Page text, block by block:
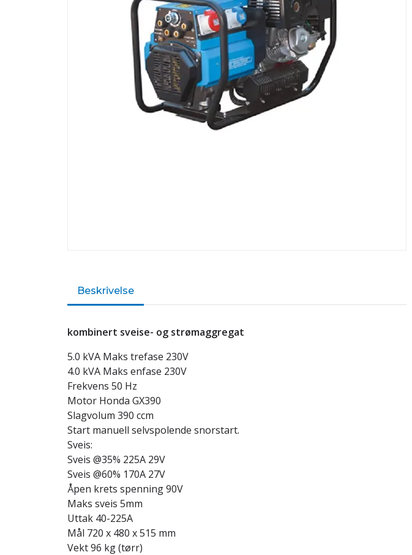
Beskrivelse
kombinert sveise- og strømaggregat
5.0 kVA Maks trefase 230V
4.0 kVA Maks enfase 230V
Frekvens 50 Hz
Motor Honda GX390
Slagvolum 390 ccm
Start manuell selvspolende snorstart.
Sveis:
Sveis @35% 225A 29V
Sveis @60% 170A 27V
Åpen krets spenning 90V
Maks sveis 5mm
Uttak 40-225A
Mål 720 x 480 x 515 mm
Vekt 96 kg (tørr)